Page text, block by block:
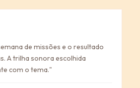
de missões e o resultado
A trilha sonora escolhida
com o tema."